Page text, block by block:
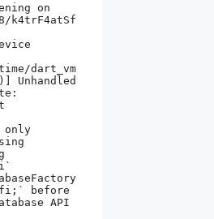
on
k4trF4atSf
dart_vm
Unhandled
only
before
API